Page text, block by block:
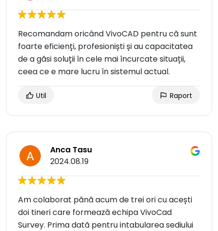
Recomandam oricând VivoCAD pentru că sunt
foarte eficienți, profesioniști și au capacitatea
de a găsi soluții în cele mai încurcate situații,
ceea ce e mare lucru în sistemul actual.
Util Raport
Anca Tasu
2024.08.19
Am colaborat pănă acum de trei ori cu acești
doi tineri care formează echipa VivoCad
Survey. Prima dată pentru intabularea sediului